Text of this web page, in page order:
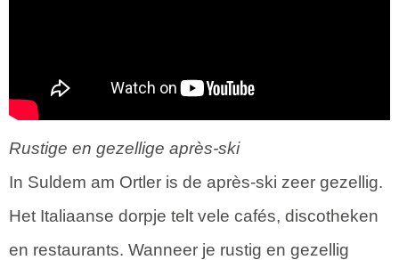
Rustige en gezellige après-ski
In Suldem am Ortler is de après-ski zeer gezellig.
Het Italiaanse dorpje telt vele cafés, discotheken
en restaurants. Wanneer je rustig en gezellig